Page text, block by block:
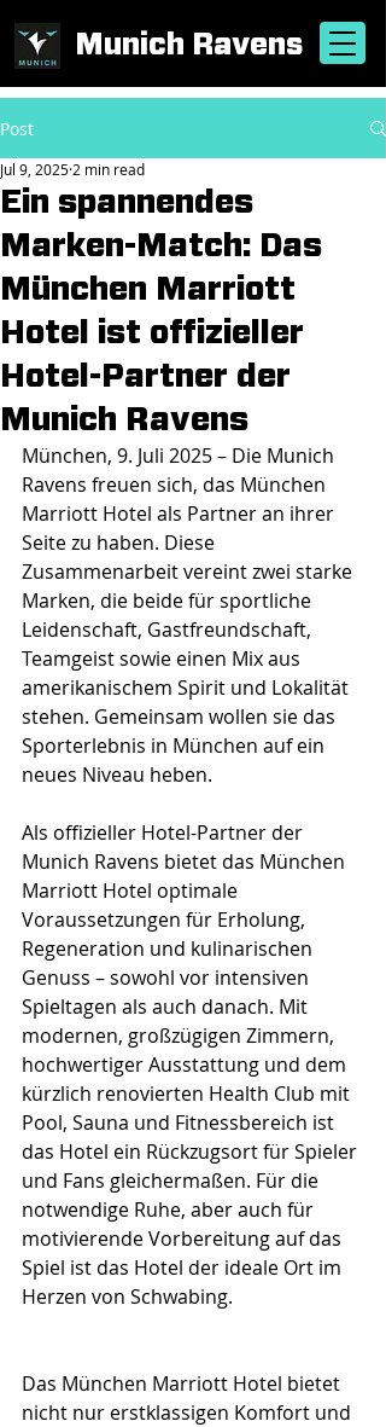
Munich Ravens
Post
Ein spannendes
Marken-Match: Das
München Marriott
Hotel ist offizieller
Hotel-Partner der
Munich Ravens
Jul 9, 2025 2 min read
München, 9. Juli 2025 – Die Munich
Ravens freuen sich, das München
Marriott Hotel als Partner an ihrer
Seite zu haben. Diese
Zusammenarbeit vereint zwei starke
Marken, die beide für sportliche
Leidenschaft, Gastfreundschaft,
Teamgeist sowie einen Mix aus
amerikanischem Spirit und Lokalität
stehen. Gemeinsam wollen sie das
Sporterlebnis in München auf ein
neues Niveau heben.
Als offizieller Hotel-Partner der
Munich Ravens bietet das München
Marriott Hotel optimale
Voraussetzungen für Erholung,
Regeneration und kulinarischen
Genuss – sowohl vor intensiven
Spieltagen als auch danach. Mit
modernen, großzügigen Zimmern,
hochwertiger Ausstattung und dem
kürzlich renovierten Health Club mit
Pool, Sauna und Fitnessbereich ist
das Hotel ein Rückzugsort für Spieler
und Fans gleichermaßen. Für die
notwendige Ruhe, aber auch für
motivierende Vorbereitung auf das
Spiel ist das Hotel der ideale Ort im
Herzen von Schwabing.
Das München Marriott Hotel bietet
nicht nur erstklassigen Komfort und